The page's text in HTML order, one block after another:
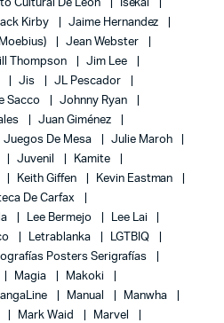
Cultural De León
Isekai
Kirby
Jaime Hernandez
Jean Webster
Thompson
Jim Lee
Jis
JL Pescador
Sacco
Johnny Ryan
Juan Giménez
Juegos De Mesa
Julie Maroh
Juvenil
Kamite
Keith Giffen
Kevin Eastman
De Carfax
Lee Bermejo
Lee Lai
Letrablanka
LGTBIQ
Posters Serigrafías
Magia
Makoki
Manual
Manwha
Mark Waid
Marvel